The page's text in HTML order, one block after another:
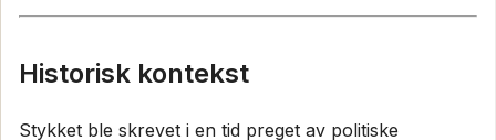
Historisk kontekst
Stykket ble skrevet i en tid preget av politiske